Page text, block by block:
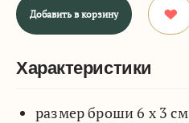
Добавить в корзину
Характеристики
размер броши 6 х 3 см